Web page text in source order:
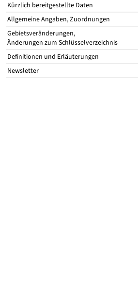
Kürzlich bereitgestellte Daten
Allgemeine Angaben, Zuordnungen
Gebietsveränderungen,
Änderungen zum Schlüsselverzeichnis
Definitionen und Erläuterungen
Newsletter